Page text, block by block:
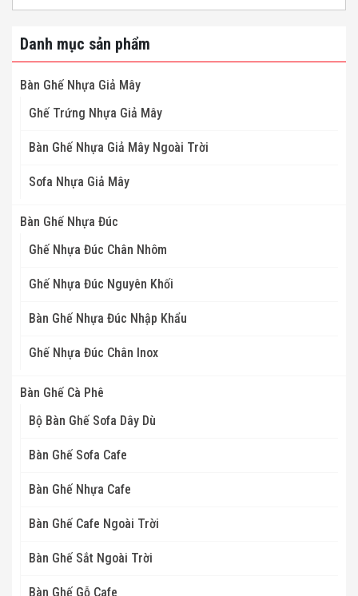
Danh mục sản phẩm
Bàn Ghế Nhựa Giả Mây
Ghế Trứng Nhựa Giả Mây
Bàn Ghế Nhựa Giả Mây Ngoài Trời
Sofa Nhựa Giả Mây
Bàn Ghế Nhựa Đúc
Ghế Nhựa Đúc Chân Nhôm
Ghế Nhựa Đúc Nguyên Khối
Bàn Ghế Nhựa Đúc Nhập Khẩu
Ghế Nhựa Đúc Chân Inox
Bàn Ghế Cà Phê
Bộ Bàn Ghế Sofa Dây Dù
Bàn Ghế Sofa Cafe
Bàn Ghế Nhựa Cafe
Bàn Ghế Cafe Ngoài Trời
Bàn Ghế Sắt Ngoài Trời
Bàn Ghế Gỗ Cafe